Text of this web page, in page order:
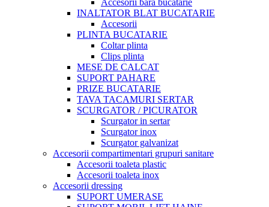
Accesorii bara bucatarie
INALTATOR BLAT BUCATARIE
Accesorii
PLINTA BUCATARIE
Coltar plinta
Clips plinta
MESE DE CALCAT
SUPORT PAHARE
PRIZE BUCATARIE
TAVA TACAMURI SERTAR
SCURGATOR / PICURATOR
Scurgator in sertar
Scurgator inox
Scurgator galvanizat
Accesorii compartimentari grupuri sanitare
Accesorii toaleta plastic
Accesorii toaleta inox
Accesorii dressing
SUPORT UMERASE